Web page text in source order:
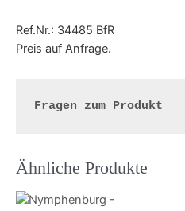
Ref.Nr.: 34485 BfR
Preis auf Anfrage.
Fragen zum Produkt
Ähnliche Produkte